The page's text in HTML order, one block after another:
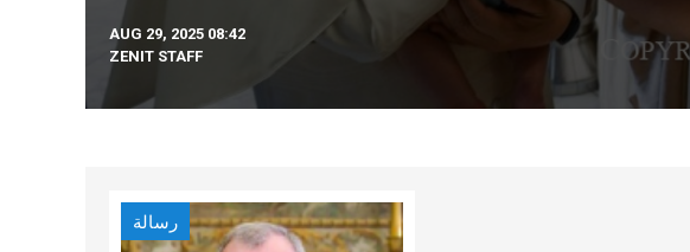
AUG 29, 2025 08:42
ZENIT STAFF
رسالة